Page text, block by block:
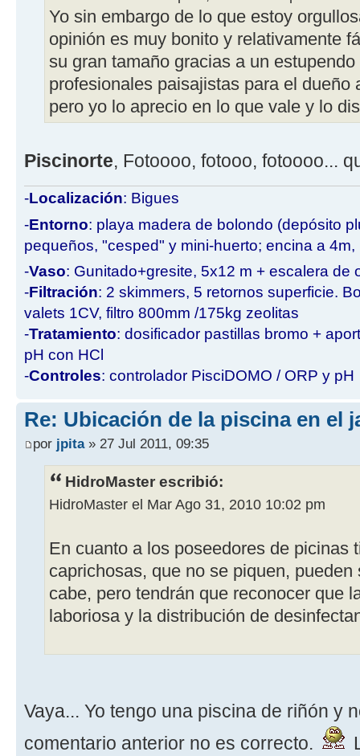
Yo sin embargo de lo que estoy
opinión es muy bonito y relativamente
su gran tamaño gracias a un
profesionales paisajistas para el dueño
pero yo lo aprecio en lo que vale y lo
Piscinorte, Fotoooo, fotooo, fotoooo...
-Localización: Bigues
-Entorno: playa madera de bolondo (depósito
pequeños, "cesped" y mini-huerto; encina a 4m,
-Vaso: Gunitado+gresite, 5x12 m + escalera de
-Filtración: 2 skimmers, 5 retornos superficie.
valets 1CV, filtro 800mm /175kg zeolitas
-Tratamiento: dosificador pastillas bromo +
pH con HCl
-Controles: controlador PisciDOMO / ORP y pH
Re: Ubicación de la piscina en el
por jpita» 27 Jul 2011, 09:35
HidroMaster escribió:
HidroMaster el Mar Ago 31, 2010 10:02 pm
En cuanto a los poseedores de picinas
caprichosas, que no se piquen,
cabe, pero tendrán que reconocer que
laboriosa y la distribución de
Vaya... Yo tengo una piscina de riñón y
comentario anterior no es correcto.